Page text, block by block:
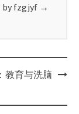
by fzgjyf →
教育与洗脑